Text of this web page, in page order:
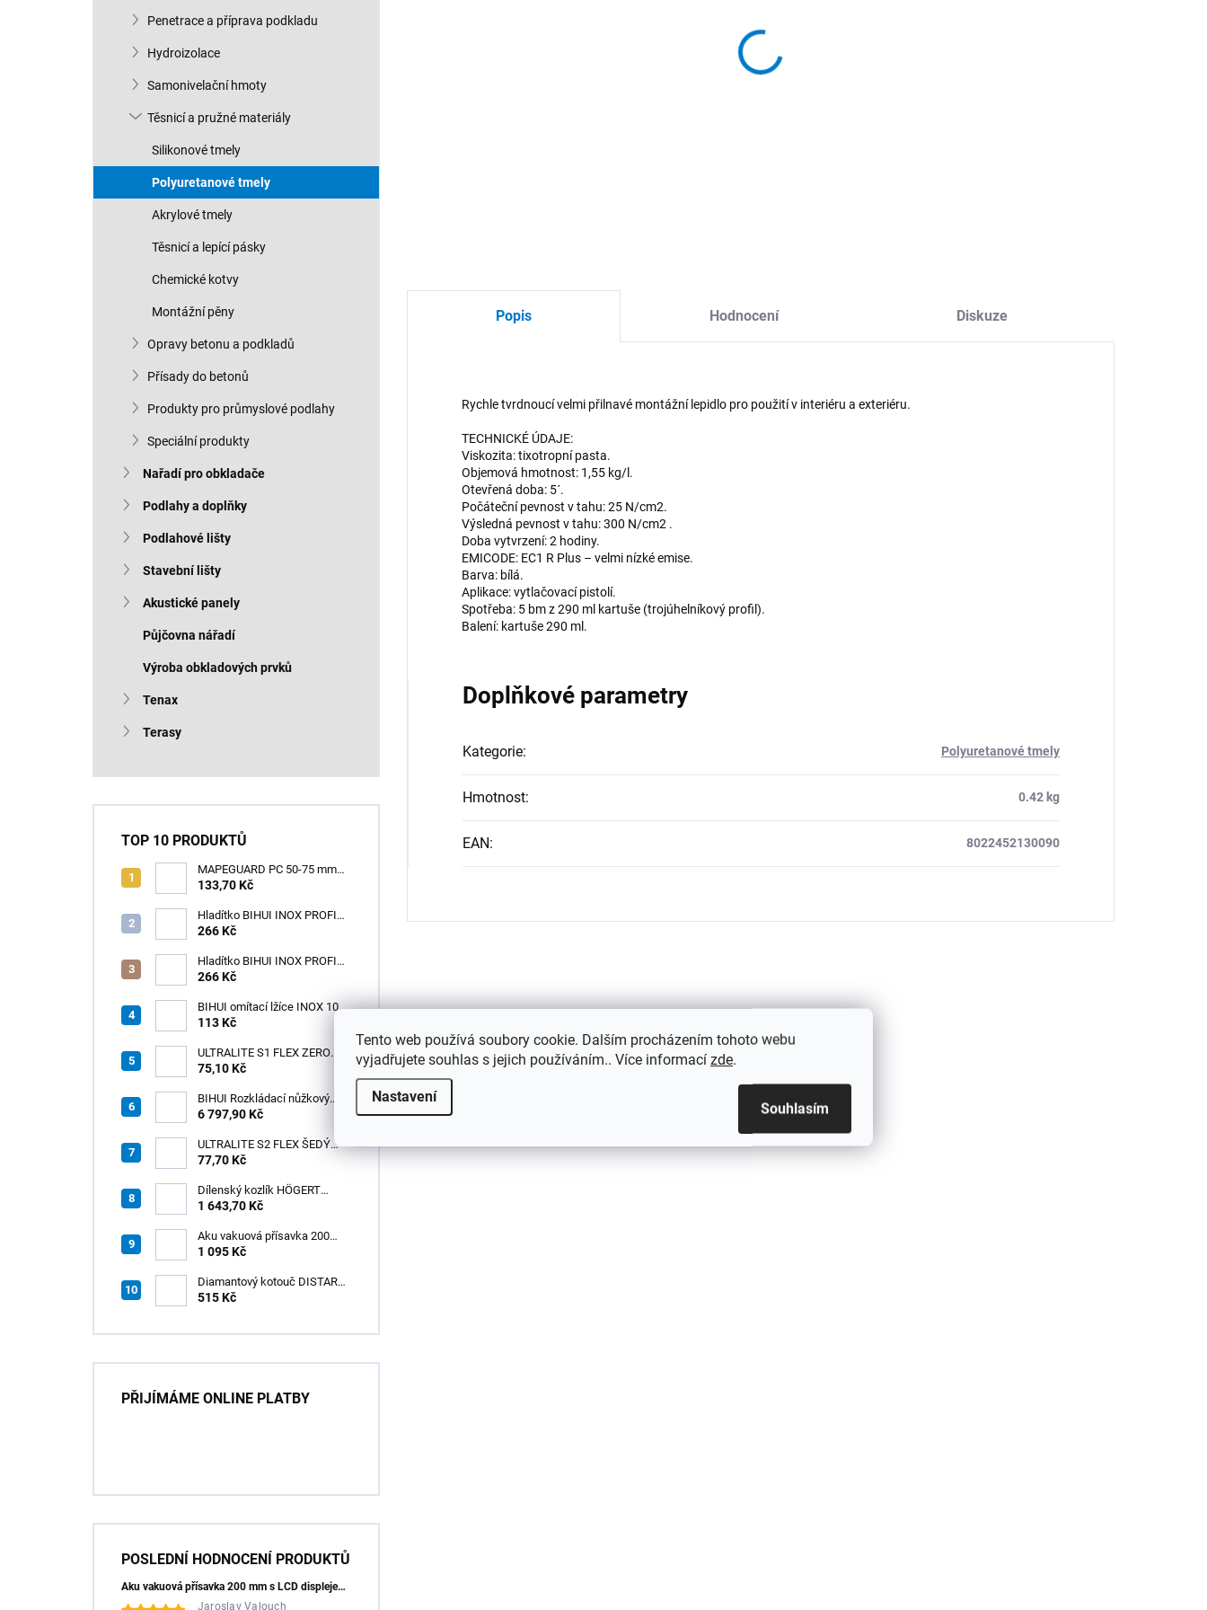
Tento web používá soubory cookie. Dalším procházením tohoto webu
vyjadřujete souhlas s jejich používáním.. Více informací zde.
Nastavení
Souhlasím
Penetrace a příprava podkladu
Hydroizolace
Samonivelační hmoty
Těsnicí a pružné materiály
Silikonové tmely
Polyuretanové tmely
Akrylové tmely
Těsnicí a lepící pásky
Chemické kotvy
Montážní pěny
Opravy betonu a podkladů
Přísady do betonů
Produkty pro průmyslové podlahy
Speciální produkty
Nařadí pro obkladače
Podlahy a doplňky
Podlahové lišty
Stavební lišty
Akustické panely
Půjčovna nářadí
Výroba obkladových prvků
Tenax
Terasy
TOP 10 PRODUKTŮ
MAPEGUARD PC 50-75 mm
(1box=25ks) /1ks
133,70 Kč
Hladítko BIHUI INOX PROFI
280 x 120 mm zub 12mm -
266 Kč
Hladítko BIHUI INOX PROFI
280 x 120 mm zub 3,2mm -
266 Kč
BIHUI omítací lžíce INOX 100
× 110 mm – měkká
113 Kč
ULTRALITE S1 FLEX ZERO
BÍLÝ NOVINKA/15kg
75,10 Kč
BIHUI Rozkládací nůžkový
pracovní stůl 221×113×73 cm
6 797,90 Kč
ULTRALITE S2 FLEX ŠEDÝ
/15kg
77,70 Kč
Dílenský kozlík HÖGERT
HT7G551
1 643,70 Kč
Aku vakuová přísavka 200
mm s LCD displejem (150 kg)
1 095 Kč
Diamantový kotouč DISTAR
GREEN CUT
515 Kč
PŘIJÍMÁME ONLINE PLATBY
POSLEDNÍ HODNOCENÍ PRODUKTŮ
Aku vakuová přísavka 200 mm s LCD displejem (150 kg) - HÖGERT HT3B355
Jaroslav Valouch
MOŽNOSTI DORUČENÍ
Popis Hodnocení Diskuze
Rychle tvrdnoucí velmi přilnavé montážní lepidlo pro použití v interiéru a exteriéru.
TECHNICKÉ ÚDAJE:
Viskozita: tixotropní pasta.
Objemová hmotnost: 1,55 kg/l.
Otevřená doba: 5´.
Počáteční pevnost v tahu: 25 N/cm2.
Výsledná pevnost v tahu: 300 N/cm2 .
Doba vytvrzení: 2 hodiny.
EMICODE: EC1 R Plus – velmi nízké emise.
Barva: bílá.
Aplikace: vytlačovací pistolí.
Spotřeba: 5 bm z 290 ml kartuše (trojúhelníkový profil).
Balení: kartuše 290 ml.
Doplňkové parametry
Kategorie: Polyuretanové tmely
Hmotnost: 0.42 kg
EAN: 8022452130090